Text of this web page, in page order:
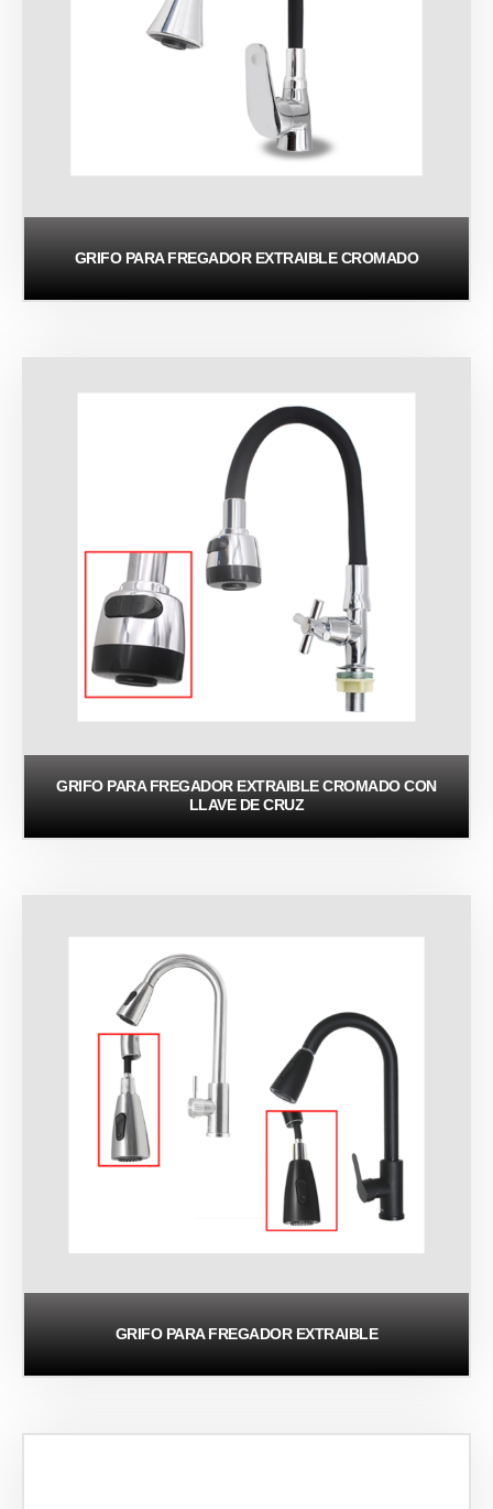
GRIFO PARA FREGADOR EXTRAIBLE CROMADO
GRIFO PARA FREGADOR EXTRAIBLE CROMADO CON
LLAVE DE CRUZ
GRIFO PARA FREGADOR EXTRAIBLE